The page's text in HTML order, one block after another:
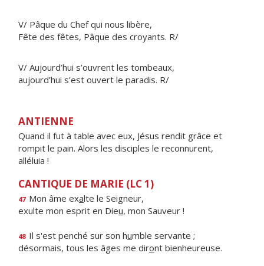
V/ Pâque du Chef qui nous libère,
Fête des fêtes, Pâque des croyants. R/
V/ Aujourd’hui s’ouvrent les tombeaux,
aujourd’hui s’est ouvert le paradis. R/
ANTIENNE
Quand il fut à table avec eux, Jésus rendit grâce et
rompit le pain. Alors les disciples le reconnurent,
alléluia !
CANTIQUE DE MARIE (LC 1)
47 Mon âme exalte le Seigneur,
exulte mon esprit en Dieu, mon Sauveur !
48 Il s'est penché sur son humble servante ;
désormais, tous les âges me diront bienheureuse.